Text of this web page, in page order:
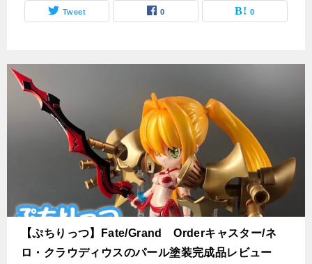
Tweet 0 0
【ぷちりっつ】Fate/Grand Orderキャスター/ネ
ロ・クラウディウスのパール塗装完成品レビュー